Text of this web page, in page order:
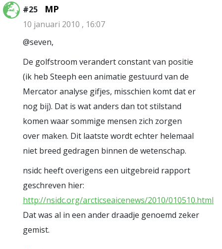
#25 MP
10 januari 2010 , 16:07
@seven,
De golfstroom verandert constant van positie
(ik heb Steeph een animatie gestuurd van de
Mercator analyse gifjes, misschien komt dat er
nog bij). Dat is wat anders dan tot stilstand
komen waar sommige mensen zich zorgen
over maken. Dit laatste wordt echter helemaal
niet breed gedragen binnen de wetenschap.
nsidc heeft overigens een uitgebreid rapport
geschreven hier:
http://nsidc.org/arcticseaicenews/2010/010510.html
Dat was al in een ander draadje genoemd zeker
gemist.